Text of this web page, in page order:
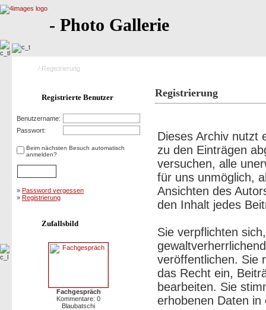
- Photo Gallerie
/ Registrierung
Registrierte Benutzer
Benutzername:
Passwort:
Beim nächsten Besuch automatisch
anmelden?
» Password vergessen
» Registrierung
Zufallsbild
Fachgespräch
Kommentare: 0
Blaubatschi
Registrierung
Dieses Archiv nutzt
zu den Einträgen
versuchen, alle
für uns unmöglich,
Ansichten des
den Inhalt jedes
Sie verpflichten
veröffentlichen. Sie
das Recht ein,
bearbeiten. Sie
erhobenen Daten